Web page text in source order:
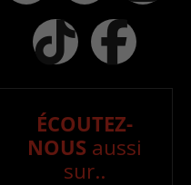
ÉCOUTEZ-
NOUS aussi
sur..